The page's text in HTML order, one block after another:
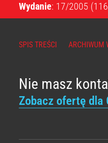
Wydanie: 17/2005
SPIS TREŚCI ARCHIWUM
Nie masz
Zobacz ofertę dla